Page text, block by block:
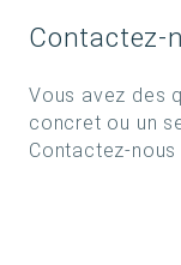
Contactez-
Vous avez des
concret ou un
Contactez-nous